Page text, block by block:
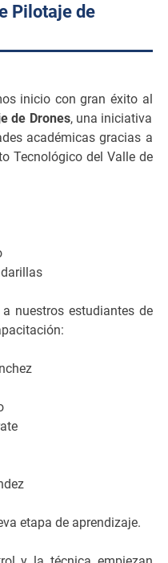
Pilotaje de
inicio con gran éxito al
de Drones, una iniciativa
académicas gracias a
Tecnológico del Valle de
nuestros estudiantes de
etapa de aprendizaje.